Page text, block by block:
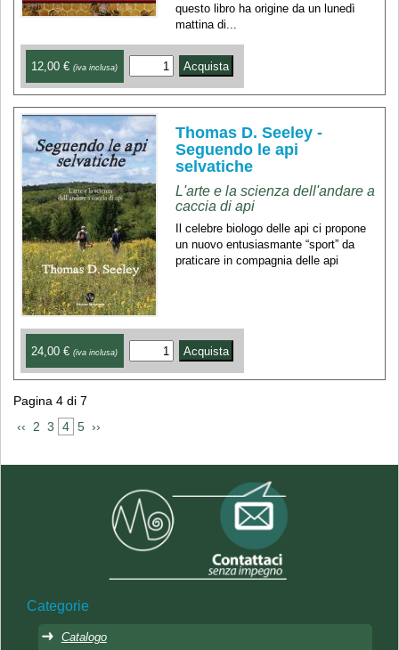
questo libro ha origine da un lunedì
mattina di...
12,00 € (iva inclusa)
Thomas D. Seeley -
Seguendo le api
selvatiche
L'arte e la scienza dell'andare a
caccia di api
Il celebre biologo delle api ci propone
un nuovo entusiasmante “sport” da
praticare in compagnia delle api
24,00 € (iva inclusa)
Pagina 4 di 7
‹‹
2 3 4 5 ››
Categorie
Catalogo